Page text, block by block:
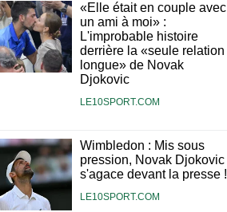
«Elle était en couple avec
un ami à moi» :
L'improbable histoire
derrière la «seule relation
longue» de Novak
Djokovic
LE10SPORT.COM
Wimbledon : Mis sous
pression, Novak Djokovic
s'agace devant la presse !
LE10SPORT.COM